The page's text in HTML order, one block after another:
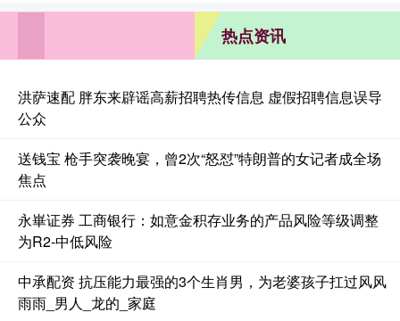
热点资讯
洪萨速配 胖东来辟谣高薪招聘热传信息 虚假招聘信息误导
公众
送钱宝 枪手突袭晚宴，曾2次“怒怼”特朗普的女记者成全场
焦点
永崋证券 工商银行：如意金积存业务的产品风险等级调整
为R2-中低风险
中承配资 抗压能力最强的3个生肖男，为老婆孩子扛过风风
雨雨_男人_龙的_家庭